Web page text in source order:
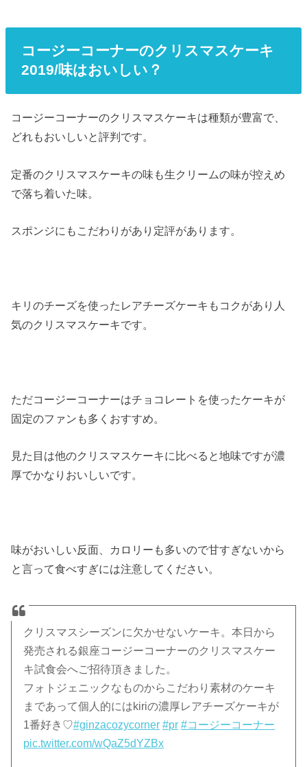
コージーコーナーのクリスマスケーキ
2019/味はおいしい？
コージーコーナーのクリスマスケーキは種類が豊富で、
どれもおいしいと評判です。
定番のクリスマスケーキの味も生クリームの味が控えめ
で落ち着いた味。
スポンジにもこだわりがあり定評があります。
キリのチーズを使ったレアチーズケーキもコクがあり人
気のクリスマスケーキです。
ただコージーコーナーはチョコレートを使ったケーキが
固定のファンも多くおすすめ。
見た目は他のクリスマスケーキに比べると地味ですが濃
厚でかなりおいしいです。
味がおいしい反面、カロリーも多いので甘すぎないから
と言って食べすぎには注意してください。
クリスマスシーズンに欠かせないケーキ。本日から
発売される銀座コージーコーナーのクリスマスケー
キ試食会へご招待頂きました。
フォトジェニックなものからこだわり素材のケーキ
まであって個人的にはkiriの濃厚レアチーズケーキが
1番好き♡#ginzacozycorner #pr #コージーコーナー
pic.twitter.com/wQaZ5dYZBx